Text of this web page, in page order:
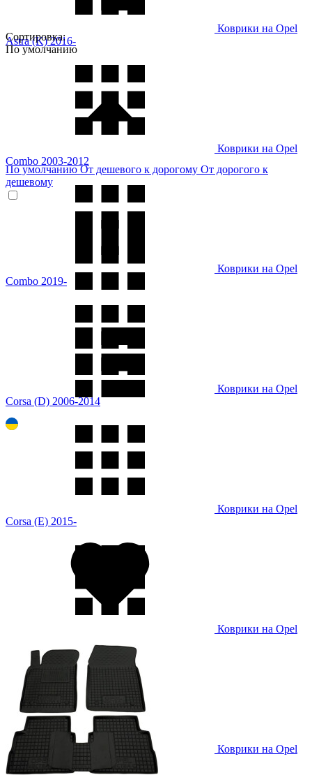
Коврики на Opel
Astra (K) 2016-
Коврики на Opel
Combo 2003-2012
Коврики на Opel
Combo 2019-
Коврики на Opel
Corsa (D) 2006-2014
Коврики на Opel
Corsa (E) 2015-
Коврики на Opel
Коврики на Opel
Crossland X 2019-
Сортировка:
По умолчанию
По умолчаниюОт дешевого к дорогому От дорогого к
дешевому